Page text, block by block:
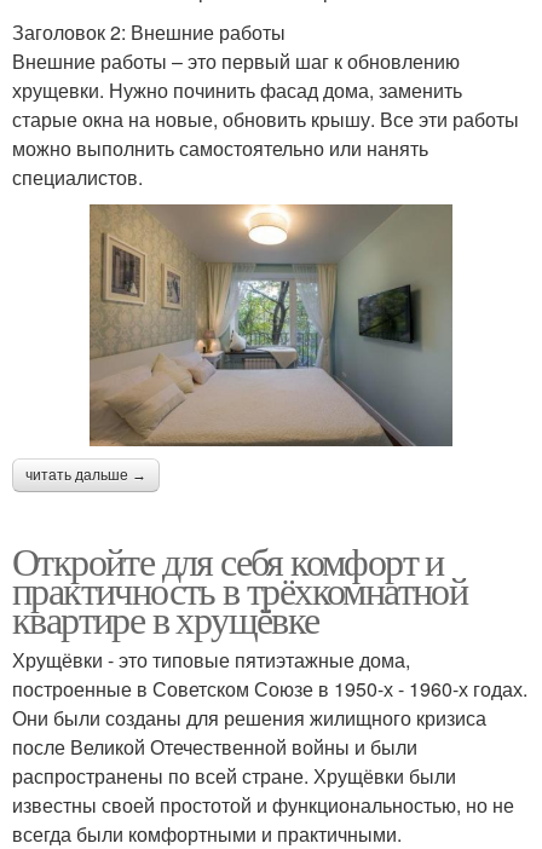
Заголовок 2: Внешние работы
Внешние работы – это первый шаг к обновлению
хрущевки. Нужно починить фасад дома, заменить
старые окна на новые, обновить крышу. Все эти работы
можно выполнить самостоятельно или нанять
специалистов.
читать дальше →
Откройте для себя комфорт и
практичность в трёхкомнатной
квартире в хрущёвке
Хрущёвки - это типовые пятиэтажные дома,
построенные в Советском Союзе в 1950-х - 1960-х годах.
Они были созданы для решения жилищного кризиса
после Великой Отечественной войны и были
распространены по всей стране. Хрущёвки были
известны своей простотой и функциональностью, но не
всегда были комфортными и практичными.